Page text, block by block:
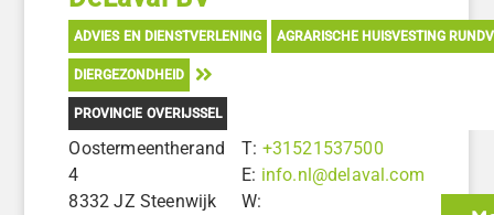
ADVIES EN DIENSTVERLENING AGRARISCHE HUISVESTING
DIERGEZONDHEID
PROVINCIE OVERIJSSEL
Oostermeentherand
4
8332 JZ Steenwijk
T: +31521537500
E: info.nl@delaval.com
W: